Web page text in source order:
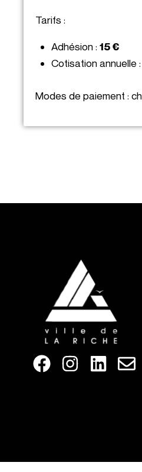
Tarifs :
Adhésion : 15 €
Cotisation annuelle :
Modes de paiement :